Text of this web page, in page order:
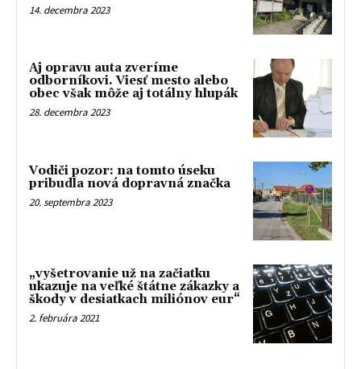
14. decembra 2023
Aj opravu auta zveríme
odborníkovi. Viesť mesto alebo
obec však môže aj totálny hlupák
28. decembra 2023
Vodiči pozor: na tomto úseku
pribudla nová dopravná značka
20. septembra 2023
„vyšetrovanie už na začiatku
ukazuje na veľké štátne zákazky a
škody v desiatkach miliónov eur“
2. februára 2021